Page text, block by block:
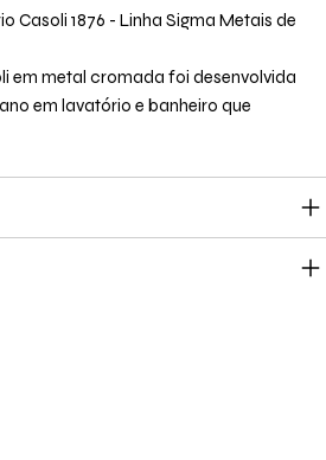
Casoli 1876 - Linha Sigma Metais de
em metal cromada foi desenvolvida
em lavatório e banheiro que